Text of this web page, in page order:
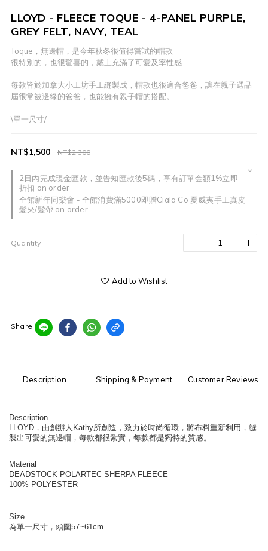
LLOYD - FLEECE TOQUE - 4-PANEL PURPLE,
GREY FELT, NAVY, TEAL
Toque，無邊帽，是今年秋冬很值得嘗試的帽款
很特別的，也很驚喜的，戴上充滿了可愛及率性感
每款皆於加拿大小工坊手工縫製成，帽款也很適合爸爸，讓在親子選品
屆很常被邊緣的爸爸，也能擁有親子帽的搭配。
\單一尺寸/
2日內完成現金匯款，並告知匯款後5碼，享有訂單金額1%立即
折扣 on order
全館新年同樂會 - 全館消費滿5000即贈Ciala Co 夏威夷手工真皮
髮夾/髮帶 on order
NT$2,300
NT$1,500
Quantity
Add to Wishlist
Share
Description Shipping & Payment Customer Reviews
Description
LLOYD，由創辦人Kathy所創造，致力於時尚循環，將布料重新利用，縫
製出可愛的無邊帽，每款都很紮實，每款都是獨特的質感。
Material
DEADSTOCK POLARTEC SHERPA FLEECE
100% POLYESTER
Size
為單一尺寸，頭圍57~61cm